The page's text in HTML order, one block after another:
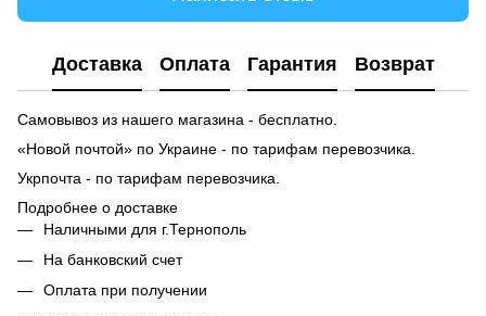
Доставка Оплата Гарантия Возврат
Самовывоз из нашего магазина - бесплатно.
«Новой почтой» по Украине - по тарифам перевозчика.
Укрпочта - по тарифам перевозчика.
Подробнее о доставке
Наличными для г.Тернополь
На банковский счет
Оплата при получении